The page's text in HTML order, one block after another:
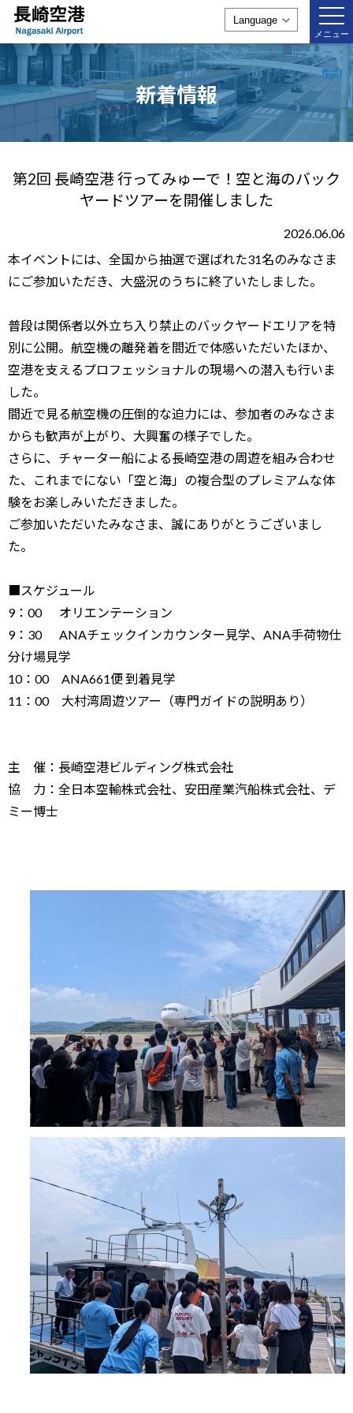
メニュー
新着情報
第2回 長崎空港 行ってみゅーで！空と海のバック
ヤードツアーを開催しました
2026.06.06
本イベントには、全国から抽選で選ばれた31名のみなさま
にご参加いただき、大盛況のうちに終了いたしました。
普段は関係者以外立ち入り禁止のバックヤードエリアを特
別に公開。航空機の離発着を間近で体感いただいたほか、
空港を支えるプロフェッショナルの現場への潜入も行いま
した。
間近で見る航空機の圧倒的な迫力には、参加者のみなさま
からも歓声が上がり、大興奮の様子でした。
さらに、チャーター船による長崎空港の周遊を組み合わせ
た、これまでにない「空と海」の複合型のプレミアムな体
験をお楽しみいただきました。
ご参加いただいたみなさま、誠にありがとうございまし
た。
■スケジュール
9：00 オリエンテーション
9：30 ANAチェックインカウンター見学、ANA手荷物仕
分け場見学
10：00 ANA661便 到着見学
11：00 大村湾周遊ツアー（専門ガイドの説明あり）
主 催：長崎空港ビルディング株式会社
協 力：全日本空輸株式会社、安田産業汽船株式会社、デ
ミー博士